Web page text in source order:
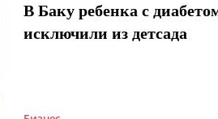
В Баку ребенка с
исключили из детсада